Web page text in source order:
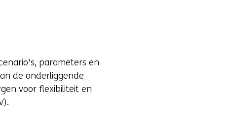
parameters en
de onderliggende
voor flexibiliteit en